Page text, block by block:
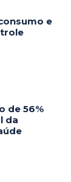
e
de 56%
da